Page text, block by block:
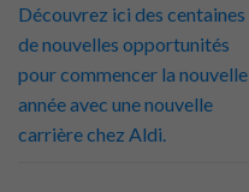
Découvrez ici des centaines
de nouvelles opportunités
pour commencer la nouvelle
année avec une nouvelle
carrière chez Aldi.